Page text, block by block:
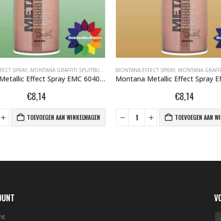
EFFECT SPRAY 400ML
SPRAY, MONTANA GRAFFITI SPUITBUSSEN MONTANA METALLIC EFFECT SPRAY 400ML
Montana Metallic Effect Spray EMC 6040 Metallic Avocado Green 400 ml 494116
€8,14
TOEVOEGEN AAN WINKELWAGEN
MONTANA EFFECT SPRAY, MONTANA GRAFFITI
€8,14
TOEVOEGEN AAN